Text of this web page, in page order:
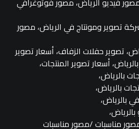
تصوير ومونتاج في الرياض، مصور
تصوير حفلات الزفاف، أسعار تصوير
أسعار تصوير المنتجات،
بالرياض،
بالرياض،
بالرياض،
مناسبات /مصور مناسبات